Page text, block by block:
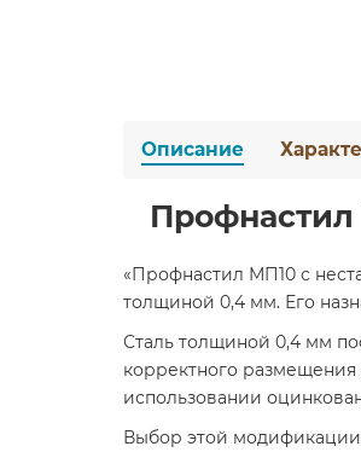
Описание
«Профнастил МП10 с
толщиной 0,4 мм. Его
Сталь толщиной 0,4 мм
корректного
использовании
Выбор этой модификации